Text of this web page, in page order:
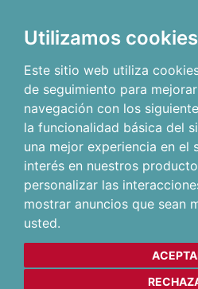
Utilizamos cookies
Este sitio web utiliza
de seguimiento para
navegación con los
la funcionalidad básica del
una mejor experiencia en el
interés en nuestros
personalizar las
mostrar anuncios que sean
usted.